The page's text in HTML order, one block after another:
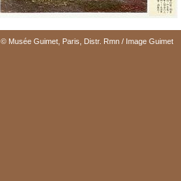
© Musée Guimet, Paris, Distr. Rmn / Image Guimet